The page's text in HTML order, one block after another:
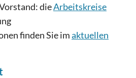
dieArbeitskreise
finden Sie imaktuellen